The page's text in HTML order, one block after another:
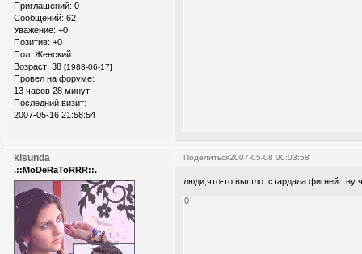
Приглашений: 0
Сообщений: 62
Уважение: +0
Позитив: +0
Пол: Женский
Возраст: 38 [1988-06-17]
Провел на форуме:
13 часов 28 минут
Последний визит:
2007-05-16 21:58:54
Поделиться2007-05-08 00:03:58
kisunda
.::MoDeRaToRRR::.
люди,что-то вышло..стардала фигней...ну
0